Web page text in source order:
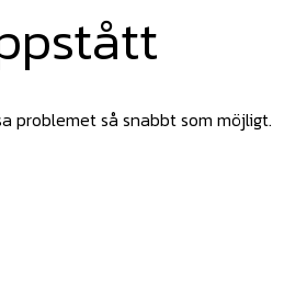
problemet så snabbt som möjligt.